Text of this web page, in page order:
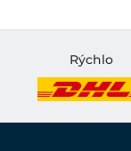
Rýchlo